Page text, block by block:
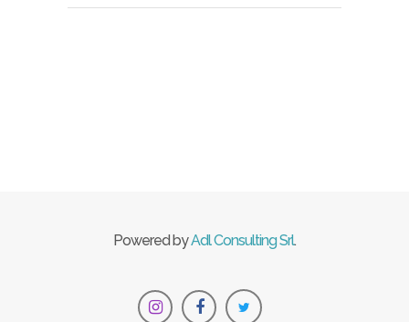
Powered byAdl Consulting Srl.